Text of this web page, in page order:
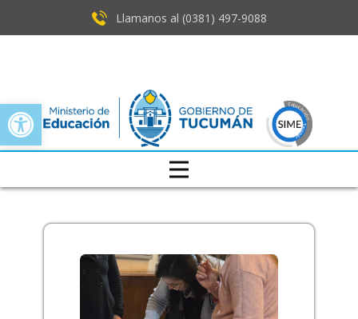
Open toolbar
Llamanos al (0381) ​497-9088